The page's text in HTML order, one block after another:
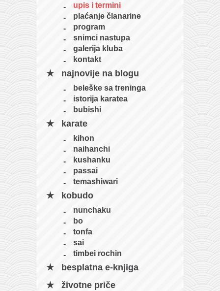
upis i termini
plaćanje članarine
program
snimci nastupa
galerija kluba
kontakt
najnovije na blogu
beleške sa treninga
istorija karatea
bubishi
karate
kihon
naihanchi
kushanku
passai
temashiwari
kobudo
nunchaku
bo
tonfa
sai
timbei rochin
besplatna e-knjiga
životne priče